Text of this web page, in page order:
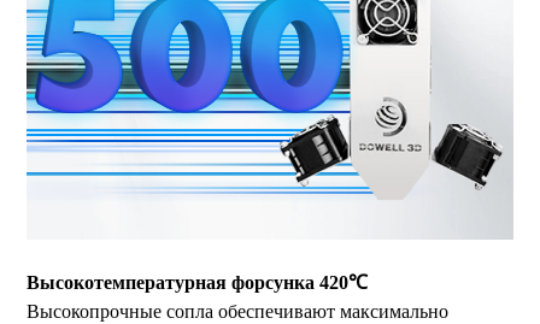
Высокотемпературная форсунка 420℃
Высокопрочные сопла обеспечивают максимально